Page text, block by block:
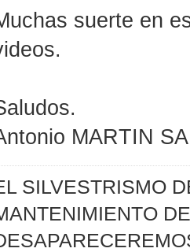
suerte en
MARTIN
SILVESTRISMO